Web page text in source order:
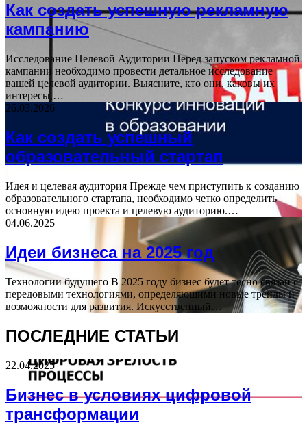
Как создать успешную рекламную
кампанию
Исследование Целевой Аудитории Перед запуском рекламной
кампании необходимо провести детальное исследование
вашей целевой аудитории. Выясните, кто они, каковы их
интересы,…
26.03.2026
Как создать успешный
образовательный стартап
Идея и целевая аудитория Прежде чем приступить к созданию
образовательного стартапа, необходимо четко определить
основную идею проекта и целевую аудиторию.…
04.06.2025
Идеи бизнеса на 2025 год
Технологии будущего В 2025 году бизнес будет тесно связан с
передовыми технологиями, определяющими новые тренды и
возможности для развития. Искусственный…
ПОСЛЕДНИЕ СТАТЬИ
22.04.2025
Бизнес в условиях цифровой
трансформации